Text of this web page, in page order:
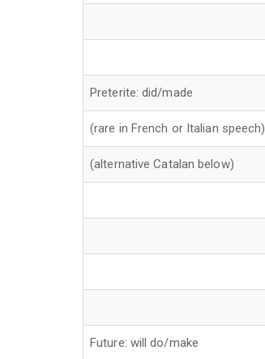
Preterite: did/made
(rare in French or Italian speech)
(alternative Catalan below)
Future: will do/make